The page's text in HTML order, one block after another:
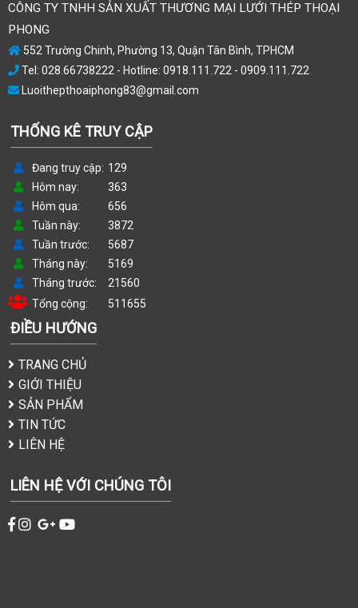
CÔNG TY TNHH SẢN XUẤT THƯƠNG MẠI LƯỚI THÉP THOẠI
PHONG
552 Trường Chinh, Phường 13, Quận Tân Bình, TPHCM
Tel: 028.66738222 - Hotline: 0918.111.722 - 0909.111.722
Luoithepthoaiphong83@gmail.com
THỐNG KÊ TRUY CẬP
Đang truy cập
129
Hôm nay
363
Hôm qua
656
Tuần này
3872
Tuần trước
5687
Tháng này
5169
Tháng trước
21560
Tổng cộng
511655
ĐIỀU HƯỚNG
TRANG CHỦ
GIỚI THIỆU
SẢN PHẨM
TIN TỨC
LIÊN HỆ
LIÊN HỆ VỚI CHÚNG TÔI